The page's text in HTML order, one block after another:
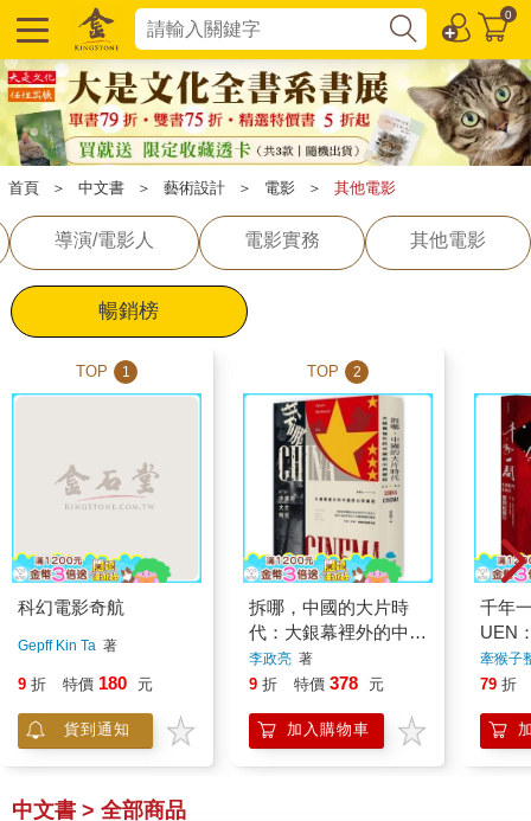
0
首頁 ＞ 中文書 ＞ 藝術設計 ＞ 電影 ＞ 其他電影
導演/電影人 電影實務 其他電影
暢銷榜
TOP 1
科幻電影奇航
Gepff Kin Ta 著
9 折 特價 180 元
貨到通知
TOP 2
拆哪，中國的大片時
代：大銀幕裡外的中國
野心與崛起
李政亮 著
9 折 特價 378 元
加入購物車
千年
UEN
書)
牽猴子
司著
79 折
中文書 > 全部商品